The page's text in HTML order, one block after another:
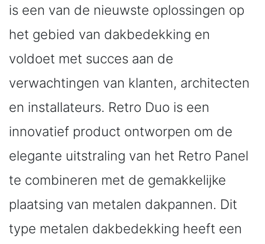
is een van de nieuwste oplossingen op
het gebied van dakbedekking en
voldoet met succes aan de
verwachtingen van klanten, architecten
en installateurs. Retro Duo is een
innovatief product ontworpen om de
elegante uitstraling van het Retro Panel
te combineren met de gemakkelijke
plaatsing van metalen dakpannen. Dit
type metalen dakbedekking heeft een